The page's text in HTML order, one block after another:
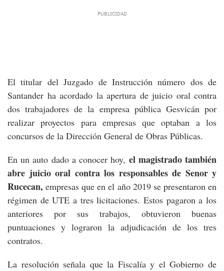
El titular del Juzgado de Instrucción número dos de
Santander ha acordado la apertura de juicio oral contra
dos trabajadores de la empresa pública Gesvicán por
realizar proyectos para empresas que optaban a los
concursos de la Dirección General de Obras Públicas.
En un auto dado a conocer hoy, el magistrado también
abre juicio oral contra los responsables de Senor y
Rucecan, empresas que en el año 2019 se presentaron en
régimen de UTE a tres licitaciones. Estos pagaron a los
anteriores por sus trabajos, obtuvieron buenas
puntuaciones y lograron la adjudicación de los tres
contratos.
La resolución señala que la Fiscalía y el Gobierno de